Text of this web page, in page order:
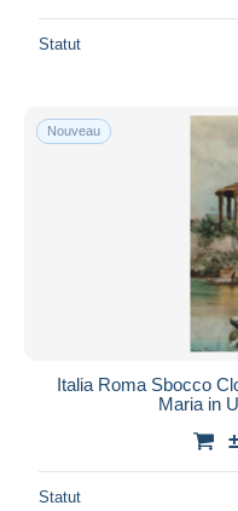
Statut
Nouveau
Italia Roma Sbocco
Maria in
Statut